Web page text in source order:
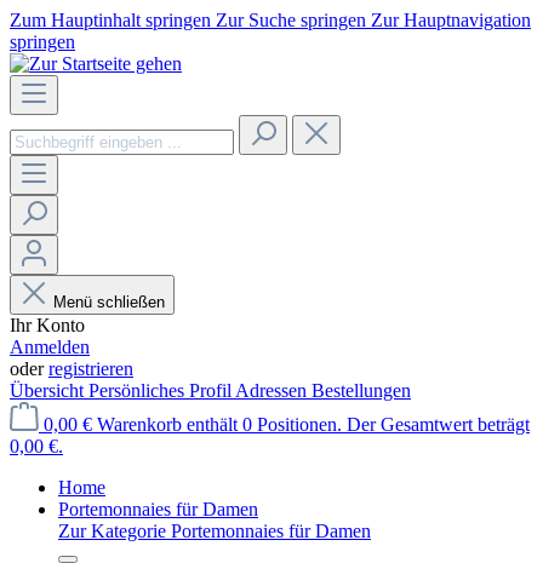
Zum Hauptinhalt springen Zur Suche springen Zur Hauptnavigation
springen
Menü schließen
Ihr Konto
Anmelden
oderregistrieren
Übersicht Persönliches Profil Adressen Bestellungen
0,00 € Warenkorb enthält 0 Positionen. Der Gesamtwert beträgt
0,00 €.
Home
Portemonnaies für Damen
Zur Kategorie Portemonnaies für Damen